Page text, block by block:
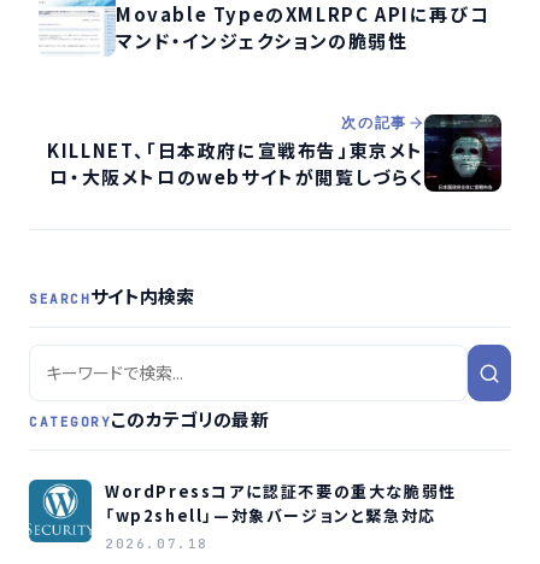
Movable TypeのXMLRPC APIに再びコ
マンド・インジェクションの脆弱性
次の記事
KILLNET、「日本政府に宣戦布告」東京メト
ロ・大阪メトロのwebサイトが閲覧しづらく
SEARCHサイト内検索
CATEGORYこのカテゴリの最新
WordPressコアに認証不要の重大な脆弱性
「wp2shell」—対象バージョンと緊急対応
2026.07.18